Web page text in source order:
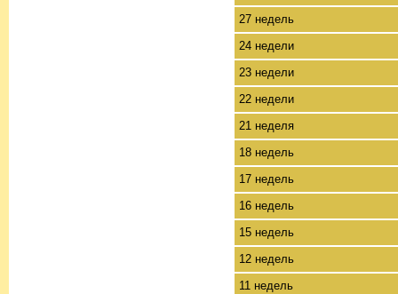
27 недель
24 недели
23 недели
22 недели
21 неделя
18 недель
17 недель
16 недель
15 недель
12 недель
11 недель